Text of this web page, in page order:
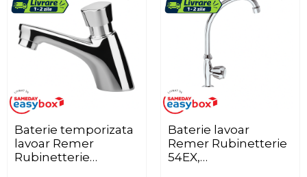
Baterie temporizata
lavoar Remer
Rubinetterie
Baterie lavoar
Remer Rubinetterie
54EX,